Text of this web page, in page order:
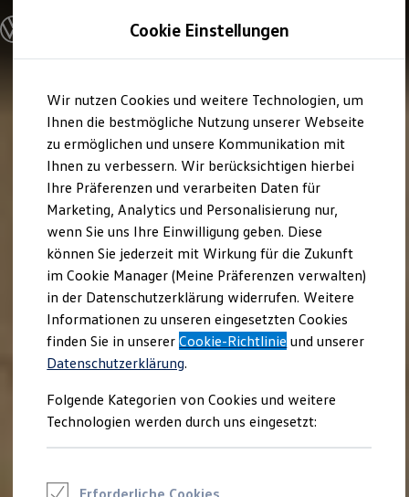
Hauptinhalt
springen
Footer
springen
Modelle und Konfigurator
Konfigurator
Modelle vergleichen
Elektroautos
ENERGY Sondermodelle
Nutzfahrzeuge
SUV und CUV
Familienautos
Kombis
Kompaktwagen
Sportwagen
Schnell verfügbare Fahrzeuge
Angebote und Produkte
Aktuelle Angebote
E-Auto-Förderung
Volkswagen Marktplatz
Die ENERGY Sondermodelle
Junge Gebrauchtwagen und Gebrauchtwagen
Volkswagen Zertifizierte Gebrauchtwagen
Elektromobilität bei Gebrauchtwagen
Saisonangebote
Reifenpakete
Leasing
Leasing-Angebote
Cookie Einstellungen
Wir nutzen Cookies und weitere Technologien, um
Ihnen die bestmögliche Nutzung unserer Webseite
zu ermöglichen und unsere Kommunikation mit
Ihnen zu verbessern. Wir berücksichtigen hierbei
Ihre Präferenzen und verarbeiten Daten für
Marketing, Analytics und Personalisierung nur,
wenn Sie uns Ihre Einwilligung geben. Diese
können Sie jederzeit mit Wirkung für die Zukunft
im Cookie Manager (Meine Präferenzen verwalten)
in der Datenschutzerklärung widerrufen. Weitere
Informationen zu unseren eingesetzten Cookies
finden Sie in unsererCookie-Richtlinie und unserer
Datenschutzerklärung.
Folgende Kategorien von Cookies und weitere
Technologien werden durch uns eingesetzt: